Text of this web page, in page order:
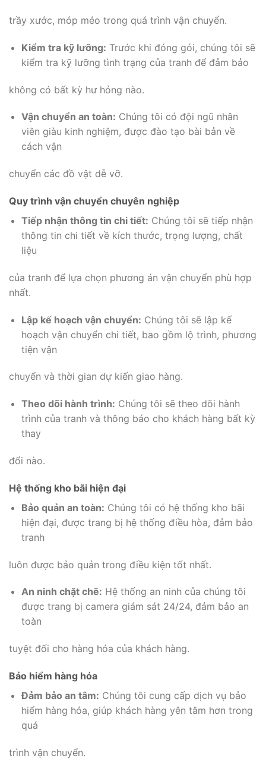
trầy xước, móp méo trong quá trình vận chuyển.
Kiểm tra kỹ lưỡng: Trước khi đóng gói, chúng tôi sẽ
kiểm tra kỹ lưỡng tình trạng của tranh để đảm bảo
không có bất kỳ hư hỏng nào.
Vận chuyển an toàn: Chúng tôi có đội ngũ nhân
viên giàu kinh nghiệm, được đào tạo bài bản về
cách vận
chuyển các đồ vật dễ vỡ.
Quy trình vận chuyển chuyên nghiệp
Tiếp nhận thông tin chi tiết: Chúng tôi sẽ tiếp nhận
thông tin chi tiết về kích thước, trọng lượng, chất
liệu
của tranh để lựa chọn phương án vận chuyển phù hợp
nhất.
Lập kế hoạch vận chuyển: Chúng tôi sẽ lập kế
hoạch vận chuyển chi tiết, bao gồm lộ trình, phương
tiện vận
chuyển và thời gian dự kiến giao hàng.
Theo dõi hành trình: Chúng tôi sẽ theo dõi hành
trình của tranh và thông báo cho khách hàng bất kỳ
thay
đổi nào.
Hệ thống kho bãi hiện đại
Bảo quản an toàn: Chúng tôi có hệ thống kho bãi
hiện đại, được trang bị hệ thống điều hòa, đảm bảo
tranh
luôn được bảo quản trong điều kiện tốt nhất.
An ninh chặt chẽ: Hệ thống an ninh của chúng tôi
được trang bị camera giám sát 24/24, đảm bảo an
toàn
tuyệt đối cho hàng hóa của khách hàng.
Bảo hiểm hàng hóa
Đảm bảo an tâm: Chúng tôi cung cấp dịch vụ bảo
hiểm hàng hóa, giúp khách hàng yên tâm hơn trong
quá
trình vận chuyển.